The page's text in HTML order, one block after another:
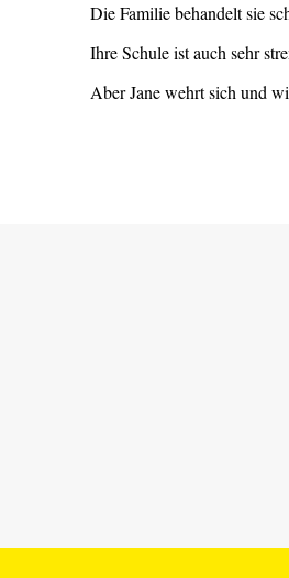
Die Familie behandelt sie
Ihre Schule ist auch sehr
Aber Jane wehrt sich und